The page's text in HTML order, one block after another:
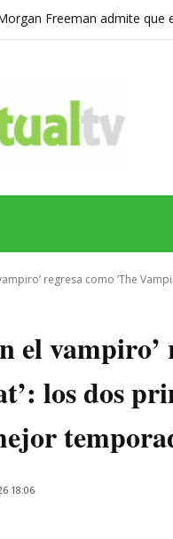
Freeman admite que
regresa como ‘The
el vampiro’
los dos
18:06